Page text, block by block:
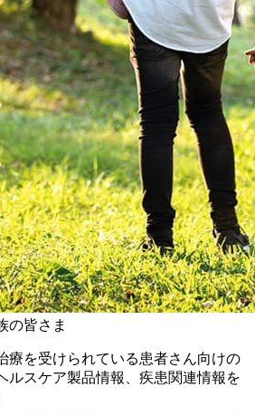
の皆さま
療を受けられている患者さん向けの
ルスケア製品情報、疾患関連情報を